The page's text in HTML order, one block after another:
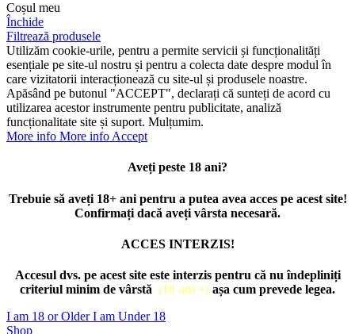
Coșul meu
Închide
Filtrează produsele
Utilizăm cookie-urile, pentru a permite servicii și funcționalități
esențiale pe site-ul nostru și pentru a colecta date despre modul în
care vizitatorii interacționează cu site-ul și produsele noastre.
Apăsând pe butonul "ACCEPT", declarați că sunteți de acord cu
utilizarea acestor instrumente pentru publicitate, analiză
funcționalitate site și suport. Mulțumim.
More info More info Accept
Aveți peste 18 ani?
Trebuie să aveți 18+ ani pentru a putea avea acces pe acest site!
Confirmați dacă aveți vârsta necesară.
ACCES INTERZIS!
Accesul dvs. pe acest site este interzis pentru că nu îndepliniți
criteriul minim de vârstă (18 ani +) așa cum prevede legea.
I am 18 or OlderI am Under 18
Shop